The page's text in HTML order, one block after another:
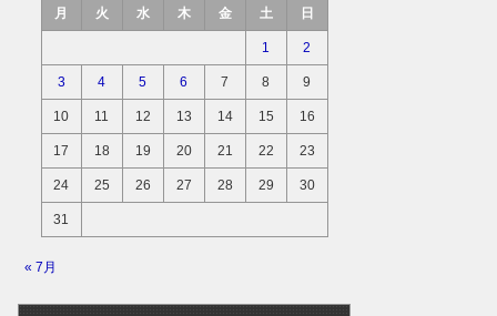
月
火 水 木 金 土 日
1 2
3 4 5 6 7 8 9
10 11 12 13 14 15 16
17 18 19 20 21 22 23
24 25 26 27 28 29 30
31
« 7月